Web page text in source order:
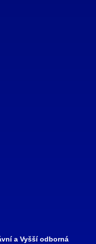
a Vyšší odborná